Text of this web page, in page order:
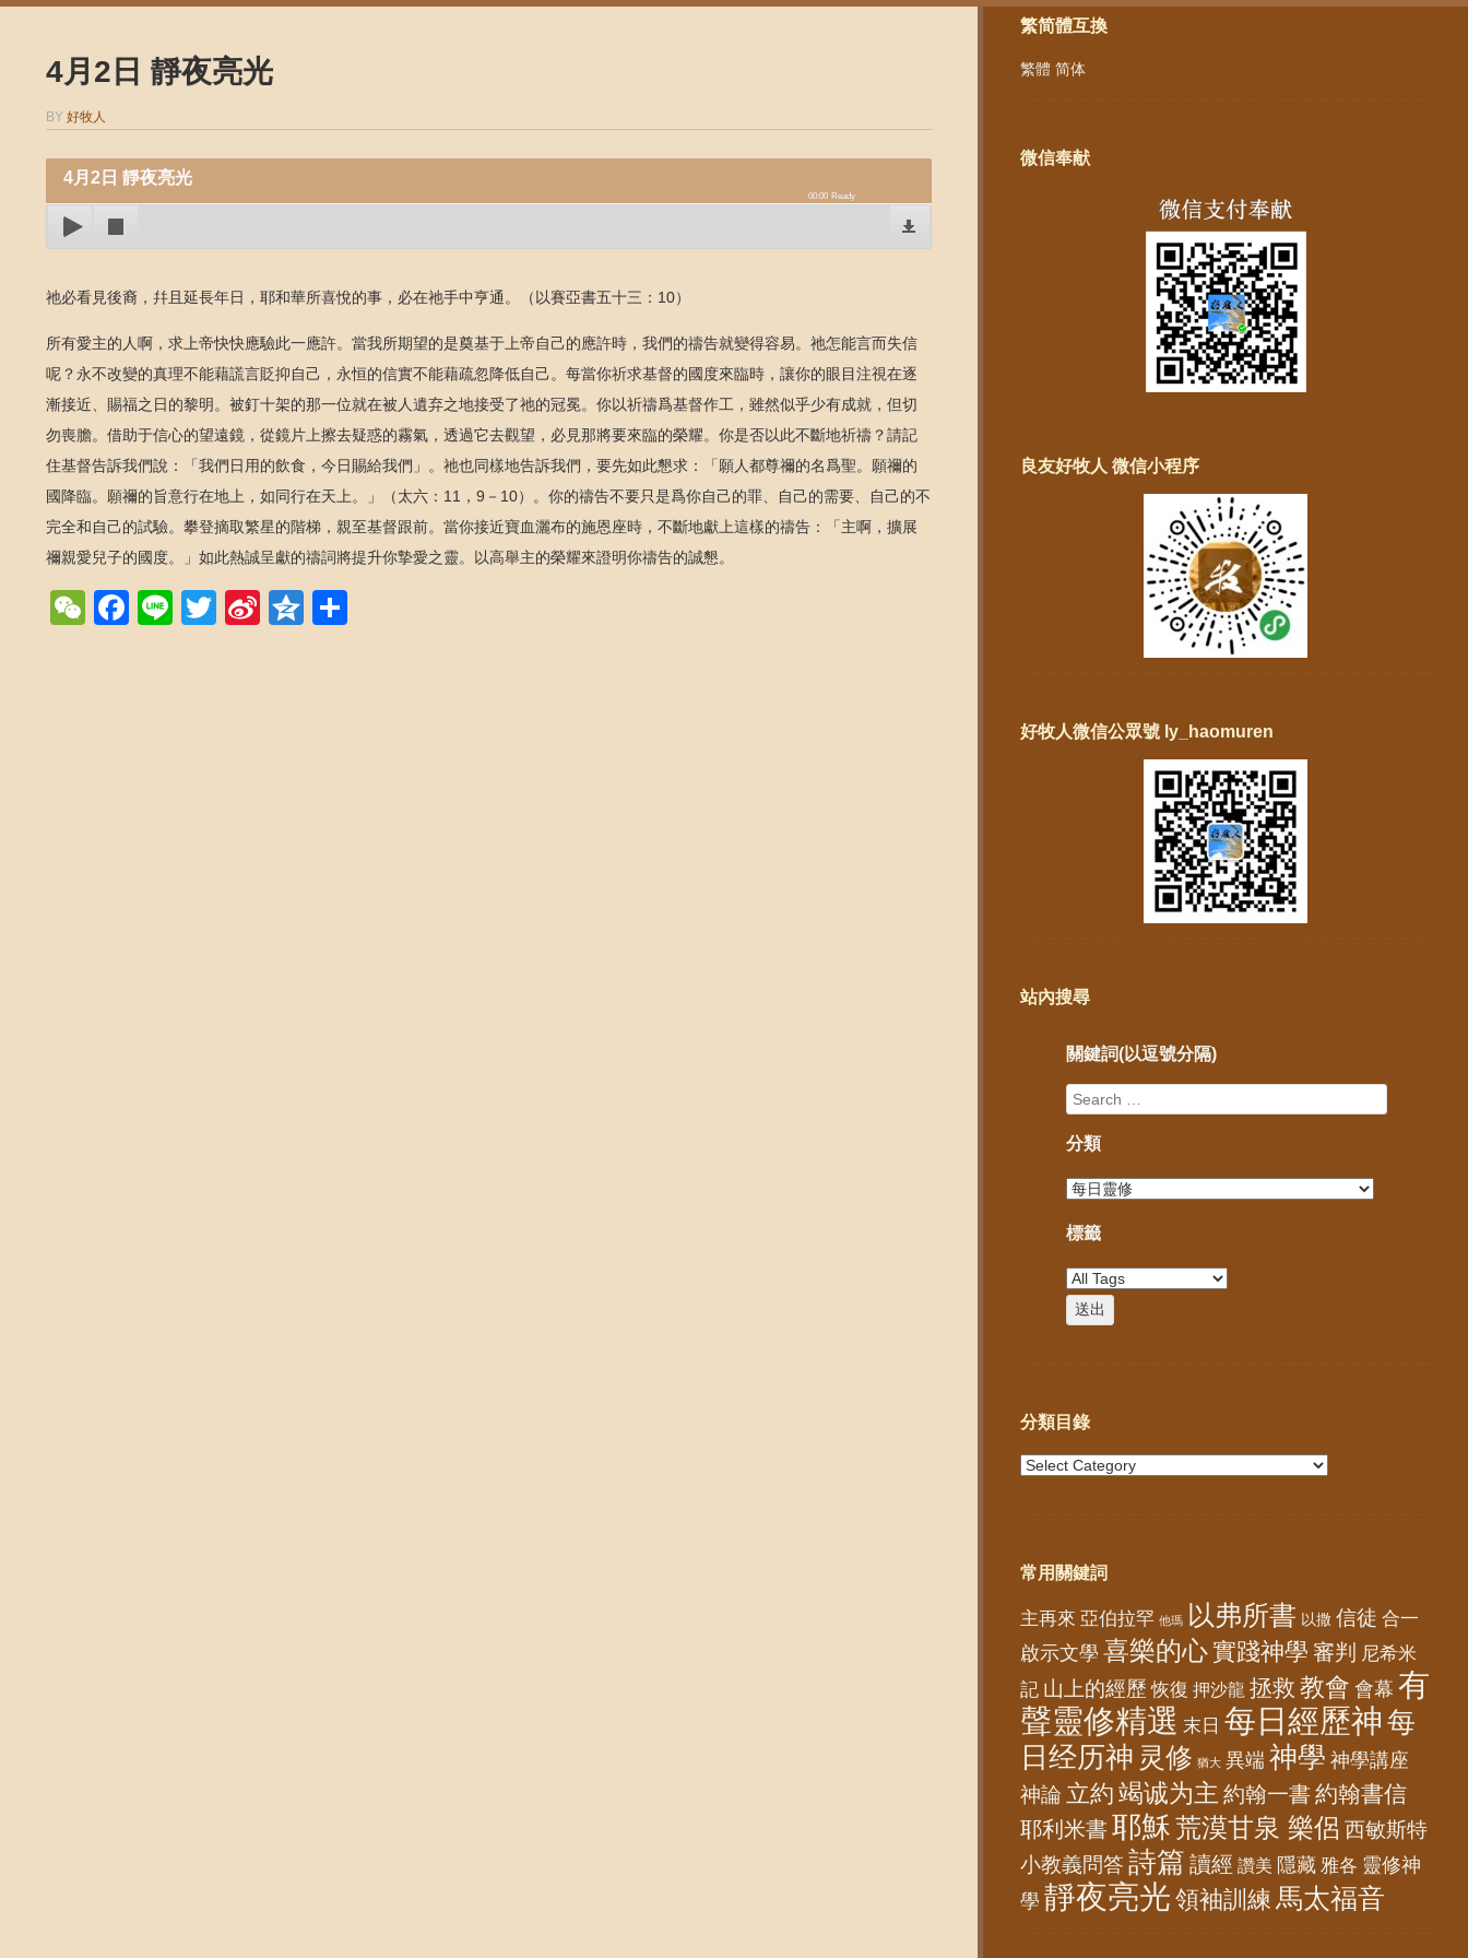
4月2日 靜夜亮光
BY 好牧人
4月2日 靜夜亮光
00:00 Ready
祂必看見後裔，幷且延長年日，耶和華所喜悅的事，必在祂手中亨通。（以賽亞書五十三：10）
所有愛主的人啊，求上帝快快應驗此一應許。當我所期望的是奠基于上帝自己的應許時，我們的禱告就變得容易。祂怎能言而失信
呢？永不改變的真理不能藉謊言貶抑自己，永恒的信實不能藉疏忽降低自己。每當你祈求基督的國度來臨時，讓你的眼目注視在逐
漸接近、賜福之日的黎明。被釘十架的那一位就在被人遺弃之地接受了祂的冠冕。你以祈禱爲基督作工，雖然似乎少有成就，但切
勿喪膽。借助于信心的望遠鏡，從鏡片上擦去疑惑的霧氣，透過它去觀望，必見那將要來臨的榮耀。你是否以此不斷地祈禱？請記
住基督告訴我們說：「我們日用的飲食，今日賜給我們」。祂也同樣地告訴我們，要先如此懇求：「願人都尊禰的名爲聖。願禰的
國降臨。願禰的旨意行在地上，如同行在天上。」（太六：11，9－10）。你的禱告不要只是爲你自己的罪、自己的需要、自己的不
完全和自己的試驗。攀登摘取繁星的階梯，親至基督跟前。當你接近寶血灑布的施恩座時，不斷地獻上這樣的禱告：「主啊，擴展
禰親愛兒子的國度。」如此熱誠呈獻的禱詞將提升你摯愛之靈。以高舉主的榮耀來證明你禱告的誠懇。
WeChat
Facebook
LineTwitterSinaQzone
繁简體互換
繁體 简体
微信奉献
良友好牧人 微信小程序
好牧人微信公眾號 ly_haomuren
站內搜尋
關鍵詞(以逗號分隔)
分類
標籤
分類目錄
常用關鍵詞
主再來 亞伯拉罕 他瑪 以弗所書 以撒 信徒 合一
啟示文學 喜樂的心實踐神學 審判 尼希米
記 山上的經歷 恢復 押沙龍 拯救 教會 會幕 有
聲靈修精選 末日 每日經歷神 每
日经历神 灵修 猶大 異端 神學 神學講座
神論 立約 竭诚为主 約翰一書 約翰書信
耶利米書 耶穌荒漠甘泉 樂侶 西敏斯特
小教義問答詩篇 讀經 讚美 隱藏 雅各 靈修神
學 靜夜亮光 領袖訓練 馬太福音